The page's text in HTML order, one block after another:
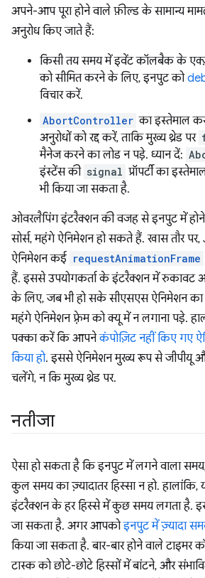
अपने-आप पूरा होने वाले फ़ील्ड के सामान्य
अनुरोध किए जाते हैं:
किसी तय समय में इवेंट कॉलबैक के
को सीमित करने के लिए, इनपुट को
विचार करें.
AbortController का इस्तेमाल
अनुरोधों को रद्द करें, ताकि मुख्य थ्रेड पर
मैनेज करने का लोड न पड़े. ध्यान दें:
इंस्टेंस की signal प्रॉपर्टी का
भी किया जा सकता है.
ओवरलैपिंग इंटरैक्शन की वजह से इनपुट में
सोर्स, महंगे ऐनिमेशन हो सकते हैं. खास तौर
ऐनिमेशन कई requestAnimationFrame
हैं. इससे उपयोगकर्ता के इंटरैक्शन में
के लिए, जब भी हो सके सीएसएस ऐनिमेशन का
महंगे ऐनिमेशन फ़्रेम को क्यू में न लगाना पड़े.
पक्का करें कि आपनेकंपोज़िट नहीं किए गए
किया हो. इससे ऐनिमेशन मुख्य रूप से जीपीयू
चलेंगे, न कि मुख्य थ्रेड पर.
नतीजा
ऐसा हो सकता है कि इनपुट में लगने वाला
कुल समय का ज़्यादातर हिस्सा न हो.
इंटरैक्शन के हर हिस्से में कुछ समय लगता है.
जा सकता है. अगर आपकोइनपुट में ज़्यादा
किया जा सकता है. बार-बार होने वाले
टास्क को छोटे-छोटे हिस्सों में बांटने, और